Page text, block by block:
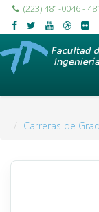
(223) 481-0046 -
Carreras de